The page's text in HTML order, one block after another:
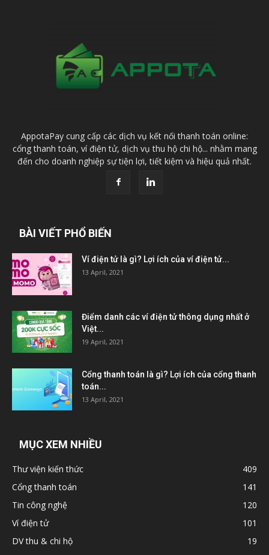
AppotaPay cung cấp các dịch vụ kết nối thanh toán online:
cổng thanh toán, ví điện tử, dịch vụ thu hộ chi hộ... nhằm mang
đến cho doanh nghiệp sự tiện lợi, tiết kiệm và hiệu quả nhất.
BÀI VIẾT PHỔ BIẾN
Ví điện tử là gì? Lợi ích của ví điện tử...
13 April, 2021
Điểm danh các ví điện tử thông dụng nhất ở
Việt...
19 April, 2021
Cổng thanh toán là gì? Lợi ích của cổng thanh
toán...
13 April, 2021
MỤC XEM NHIỀU
Thư viện kiến thức
409
Cổng thanh toán
141
Tin công nghệ
120
Ví điện tử
101
DV thu & chi hộ
19